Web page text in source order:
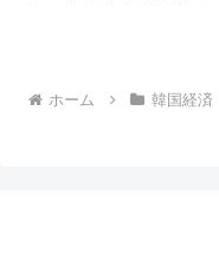
ホーム 韓国経済